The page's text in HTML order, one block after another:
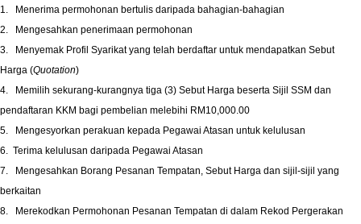
1.
Menerima permohonan bertulis daripada bahagian-bahagian
2.
Mengesahkan penerimaan permohonan
3.
Menyemak Profil Syarikat yang telah berdaftar untuk mendapatkan Sebut
Harga (Quotation)
4.
Memilih sekurang-kurangnya tiga (3) Sebut Harga beserta Sijil SSM dan
pendaftaran KKM bagi pembelian melebihi RM10,000.00
5.
Mengesyorkan perakuan kepada Pegawai Atasan untuk kelulusan
6. Terima kelulusan daripada Pegawai Atasan
7.
Mengesahkan Borang Pesanan Tempatan, Sebut Harga dan sijil-sijil yang
berkaitan
8.
Merekodkan Permohonan Pesanan Tempatan di dalam Rekod Pergerakan